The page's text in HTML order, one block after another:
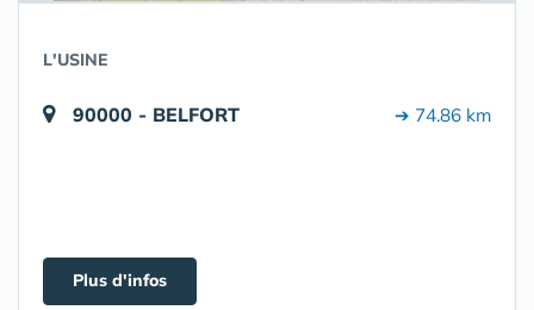
L'USINE
90000 - BELFORT ➔ 74.86 km
Plus d'infos